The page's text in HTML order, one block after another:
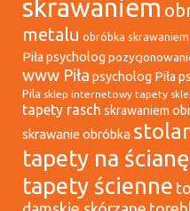
skrawaniem
metalu obróbka
Piła psycholog
www Piła psycholog Piła
Pila sklep internetowy tapety
tapety rasch skrawaniem
skrawanie obróbka
tapety na ścianę
tapety ścienne